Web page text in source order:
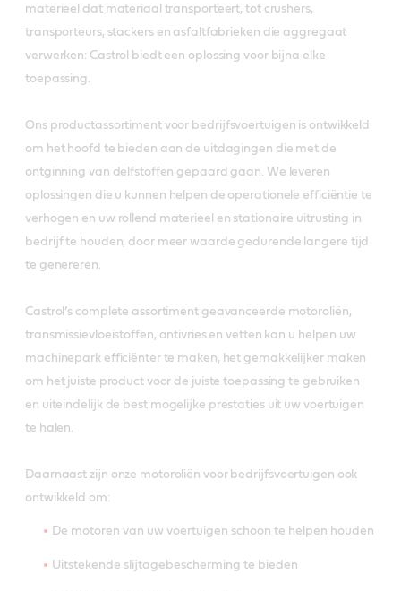
materieel dat materiaal transporteert, tot crushers,
transporteurs, stackers en asfaltfabrieken die aggregaat
verwerken: Castrol biedt een oplossing voor bijna elke
toepassing.
Ons productassortiment voor bedrijfsvoertuigen is ontwikkeld
om het hoofd te bieden aan de uitdagingen die met de
ontginning van delfstoffen gepaard gaan. We leveren
oplossingen die u kunnen helpen de operationele efficiëntie te
verhogen en uw rollend materieel en stationaire uitrusting in
bedrijf te houden, door meer waarde gedurende langere tijd
te genereren.
Castrol’s complete assortiment geavanceerde motoroliën,
transmissievloeistoffen, antivries en vetten kan u helpen uw
machinepark efficiënter te maken, het gemakkelijker maken
om het juiste product voor de juiste toepassing te gebruiken
en uiteindelijk de best mogelijke prestaties uit uw voertuigen
te halen.
Daarnaast zijn onze motoroliën voor bedrijfsvoertuigen ook
ontwikkeld om:
De motoren van uw voertuigen schoon te helpen houden
Uitstekende slijtagebescherming te bieden